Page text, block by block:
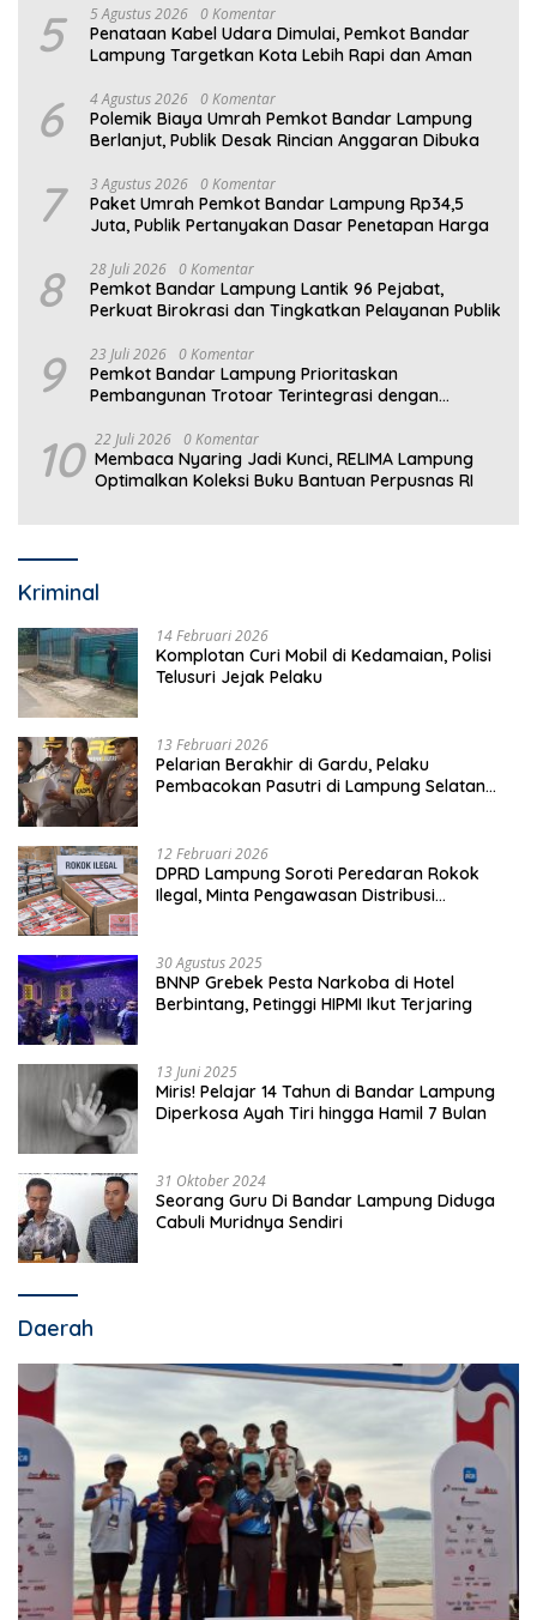
5 5 Agustus 2026 0 Komentar
Penataan Kabel Udara Dimulai, Pemkot Bandar
Lampung Targetkan Kota Lebih Rapi dan Aman
6 4 Agustus 2026 0 Komentar
Polemik Biaya Umrah Pemkot Bandar Lampung
Berlanjut, Publik Desak Rincian Anggaran Dibuka
7 3 Agustus 2026 0 Komentar
Paket Umrah Pemkot Bandar Lampung Rp34,5
Juta, Publik Pertanyakan Dasar Penetapan Harga
8 28 Juli 2026 0 Komentar
Pemkot Bandar Lampung Lantik 96 Pejabat,
Perkuat Birokrasi dan Tingkatkan Pelayanan Publik
9 23 Juli 2026 0 Komentar
Pemkot Bandar Lampung Prioritaskan
Pembangunan Trotoar Terintegrasi dengan
10 22 Juli 2026 0 Komentar
Membaca Nyaring Jadi Kunci, RELIMA Lampung
Optimalkan Koleksi Buku Bantuan Perpusnas RI
Kriminal
14 Februari 2026
Komplotan Curi Mobil di Kedamaian, Polisi
Telusuri Jejak Pelaku
13 Februari 2026
Pelarian Berakhir di Gardu, Pelaku
Pembacokan Pasutri di Lampung Selatan
12 Februari 2026
DPRD Lampung Soroti Peredaran Rokok
Ilegal, Minta Pengawasan Distribusi
30 Agustus 2025
BNNP Grebek Pesta Narkoba di Hotel
Berbintang, Petinggi HIPMI Ikut Terjaring
13 Juni 2025
Miris! Pelajar 14 Tahun di Bandar Lampung
Diperkosa Ayah Tiri hingga Hamil 7 Bulan
31 Oktober 2024
Seorang Guru Di Bandar Lampung Diduga
Cabuli Muridnya Sendiri
Daerah